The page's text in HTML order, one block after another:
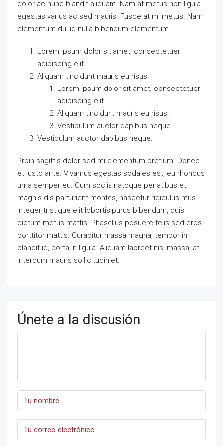
dolor ac nunc blandit aliquam. Nam at metus non ligula
egestas varius ac sed mauris. Fusce at mi metus. Nam
elementum dui id nulla bibendum elementum.
Lorem ipsum dolor sit amet, consectetuer
adipiscing elit.
Aliquam tincidunt mauris eu risus.
Lorem ipsum dolor sit amet, consectetuer
adipiscing elit.
Aliquam tincidunt mauris eu risus.
Vestibulum auctor dapibus neque.
Vestibulum auctor dapibus neque.
Proin sagittis dolor sed mi elementum pretium. Donec
et justo ante. Vivamus egestas sodales est, eu rhoncus
urna semper eu. Cum sociis natoque penatibus et
magnis dis parturient montes, nascetur ridiculus mus.
Integer tristique elit lobortis purus bibendum, quis
dictum metus mattis. Phasellus posuere felis sed eros
porttitor mattis. Curabitur massa magna, tempor in
blandit id, porta in ligula. Aliquam laoreet nisl massa, at
interdum mauris sollicitudin et.
Únete a la discusión